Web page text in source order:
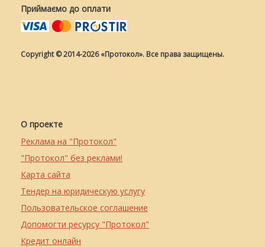
Приймаємо до оплати
Copyright © 2014-2026 «Протокол». Все права защищены.
О проекте
Реклама на "Протокол"
"Протокол" без реклами!
Карта сайта
Тендер на юридическую услугу
Пользовательское соглашение
Допомогти ресурсу "Протокол"
Кредит онлайн